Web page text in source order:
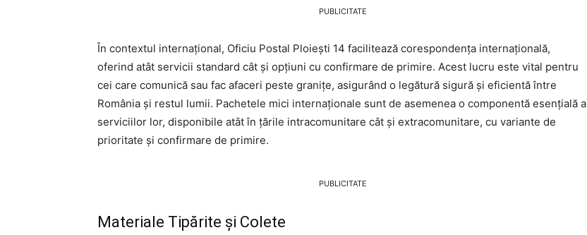
PUBLICITATE
În contextul internațional, Oficiu Postal Ploieşti 14 facilitează corespondența internațională,
oferind atât servicii standard cât și opțiuni cu confirmare de primire. Acest lucru este vital pentru
cei care comunică sau fac afaceri peste granițe, asigurând o legătură sigură și eficientă între
România și restul lumii. Pachetele mici internaționale sunt de asemenea o componentă esențială a
serviciilor lor, disponibile atât în țările intracomunitare cât și extracomunitare, cu variante de
prioritate și confirmare de primire.
PUBLICITATE
Materiale Tipărite și Colete